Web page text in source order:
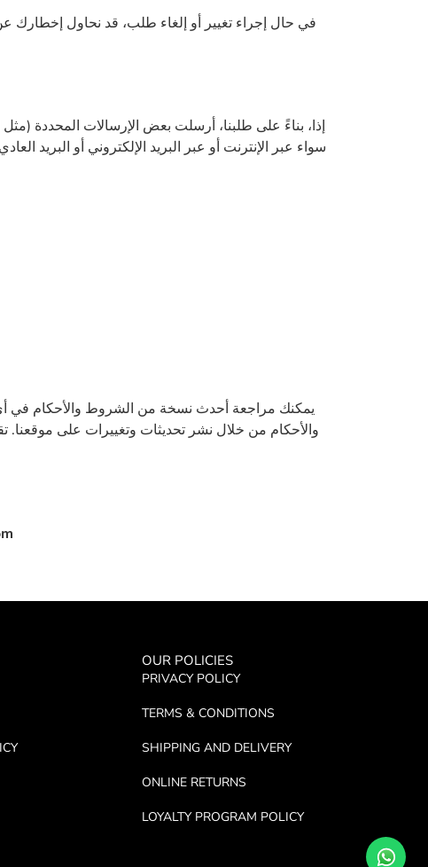
في حال إجراء تغيير أو إلغاء طلب، قد نحاول إخطارك
إذا، بناءً على طلبنا، أرسلت بعض الإرسالات المحددة
سواء عبر الإنترنت أو عبر البريد الإلكتروني أو البريد
يمكنك مراجعة أحدث نسخة من الشروط والأحكام في
والأحكام من خلال نشر تحديثات وتغييرات على
OUR POLICIES
PRIVACY POLICY
TERMS & CONDITIONS
SHIPPING AND DELIVERY
ONLINE RETURNS
LOYALTY PROGRAM POLICY